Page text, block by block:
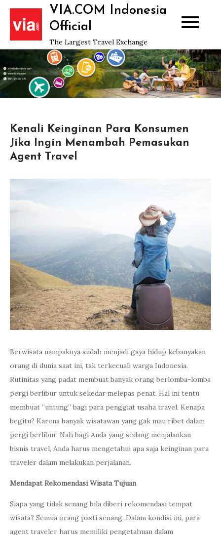
Skip
content
VIA.COM Indonesia
Official
The Largest Travel Exchange
Kenali Keinginan Para Konsumen
Jika Ingin Menambah Pemasukan
Agent Travel
Berwisata nampaknya sudah menjadi gaya hidup kebanyakan
orang di dunia saat ini, tak terkecuali warga Indonesia.
Rutinitas yang padat membuat banyak orang berlomba-lomba
pergi berlibur untuk sekedar melepas penat. Hal ini tentu
membuat “untung” bagi para penggiat usaha travel. Kenapa
begitu? Karena banyak wisatawan yang gak mau ribet dalam
pergi berlibur. Nah bagi Anda yang sedang menjalankan
bisnis travel, Anda harus mengetahui apa saja keinginan para
traveler dalam melakukan perjalanan.
Mendapat Rekomendasi Wisata Tujuan
Siapa yang tidak senang bila diberi rekomendasi tempat
wisata? Semua orang pasti senang. Dalam kondisi ini, para
agent traveler harus memiliki pengetahuan dalam